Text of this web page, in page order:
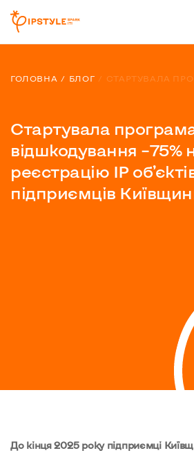
ГОЛОВНА БЛОГ
Стартувала
відшкодування –75%
реєстрацію IP
підприємців
До кінця 2025 року підприємці